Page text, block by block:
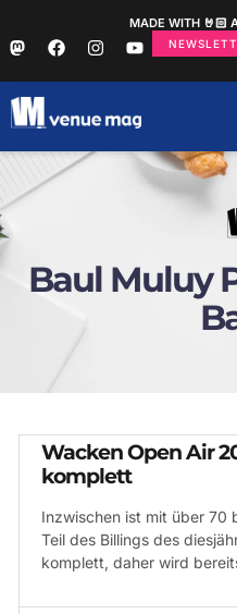
MADE WITH 🤘🏻
Baul Muluy
Wacken Open Air
komplett
Inzwischen ist mit über 70
Teil des Billings des
komplett, daher wird